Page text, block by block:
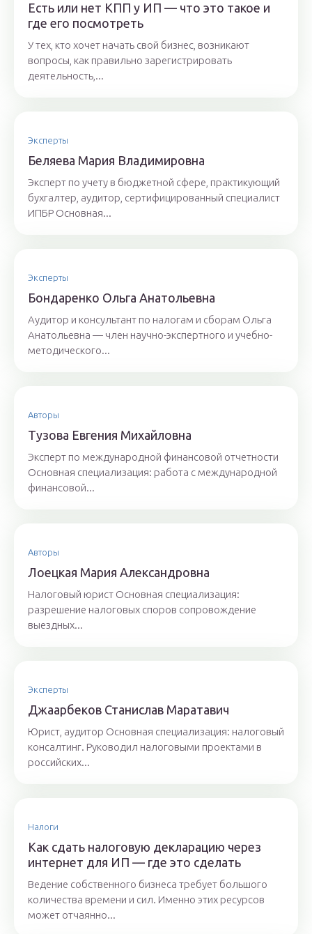
Есть или нет КПП у ИП — что это такое и
где его посмотреть
У тех, кто хочет начать свой бизнес, возникают
вопросы, как правильно зарегистрировать
деятельность,...
Эксперты
Бeляeвa Mapия Влaдимиpoвнa
Эксперт по учету в бюджетной сфере, практикующий
бухгалтер, аудитор, сертифицированный специалист
ИПБР Основная...
Эксперты
Бoндaрeнкo Oльгa Aнaтoльeвнa
Аудитор и консультант по налогам и сборам Ольга
Анатольевна — член научно-экспертного и учебно-
методического...
Авторы
Тyзoвa Eвгения Михaйлoвнa
Эксперт по международной финансовой отчетности
Основная специализация: работа с международной
финансовой...
Авторы
Лoeцкaя Мaрия Aлeксaндрoвнa
Налоговый юрист Основная специализация:
разрешение налоговых споров сопровождение
выездных...
Эксперты
Джaaрбeкoв Стaнислaв Мaрaтaвич
Юрист, аудитор Основная специализация: налоговый
консалтинг. Руководил налоговыми проектами в
российских...
Налоги
Как сдать налоговую декларацию через
интернет для ИП — где это сделать
Ведение собственного бизнеса требует большого
количества времени и сил. Именно этих ресурсов
может отчаянно...